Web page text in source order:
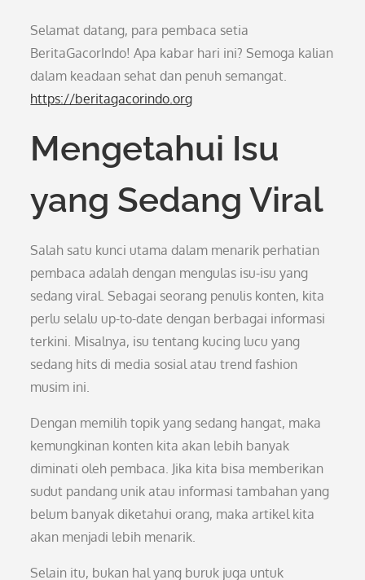
Selamat datang, para pembaca setia
BeritaGacorIndo! Apa kabar hari ini? Semoga kalian
dalam keadaan sehat dan penuh semangat.
https://beritagacorindo.org
Mengetahui Isu
yang Sedang Viral
Salah satu kunci utama dalam menarik perhatian
pembaca adalah dengan mengulas isu-isu yang
sedang viral. Sebagai seorang penulis konten, kita
perlu selalu up-to-date dengan berbagai informasi
terkini. Misalnya, isu tentang kucing lucu yang
sedang hits di media sosial atau trend fashion
musim ini.
Dengan memilih topik yang sedang hangat, maka
kemungkinan konten kita akan lebih banyak
diminati oleh pembaca. Jika kita bisa memberikan
sudut pandang unik atau informasi tambahan yang
belum banyak diketahui orang, maka artikel kita
akan menjadi lebih menarik.
Selain itu, bukan hal yang buruk juga untuk